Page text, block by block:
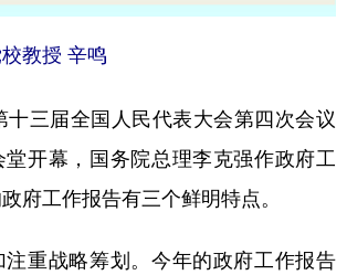
教授 辛鸣
三届全国人民代表大会第四次会议
开幕，国务院总理李克强作政府工
府工作报告有三个鲜明特点。
重战略筹划。今年的政府工作报告